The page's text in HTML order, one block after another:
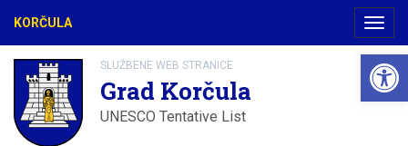
KORČULA
SLUŽBENE WEB STRANICE
Grad Korčula
UNESCO Tentative List